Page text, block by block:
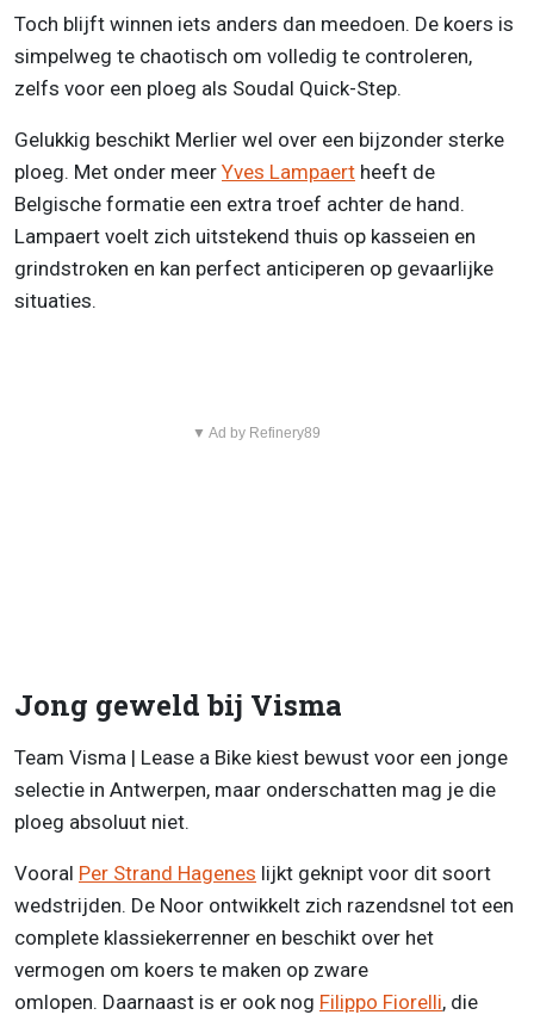
Toch blijft winnen iets anders dan meedoen. De koers is
simpelweg te chaotisch om volledig te controleren,
zelfs voor een ploeg als Soudal Quick-Step.
Gelukkig beschikt Merlier wel over een bijzonder sterke
ploeg. Met onder meer Yves Lampaert heeft de
Belgische formatie een extra troef achter de hand.
Lampaert voelt zich uitstekend thuis op kasseien en
grindstroken en kan perfect anticiperen op gevaarlijke
situaties.
▼ Ad by Refinery89
Jong geweld bij Visma
Team Visma | Lease a Bike kiest bewust voor een jonge
selectie in Antwerpen, maar onderschatten mag je die
ploeg absoluut niet.
Vooral Per Strand Hagenes lijkt geknipt voor dit soort
wedstrijden. De Noor ontwikkelt zich razendsnel tot een
complete klassiekerrenner en beschikt over het
vermogen om koers te maken op zware
omlopen. Daarnaast is er ook nog Filippo Fiorelli, die